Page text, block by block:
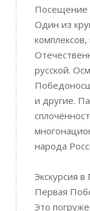
Посещение
Один из
русской.
и другие.
народа
Экскурсия
Первая
Это